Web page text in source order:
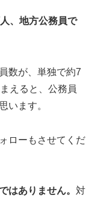
、地方公務員で
数が、単独で約7
えると、公務員
います。
ローもさせてくだ
はありません。 対